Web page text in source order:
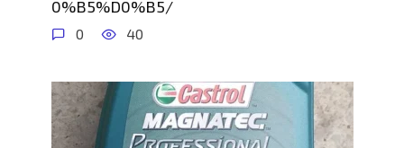
0%B5%D0%B5/
0 40